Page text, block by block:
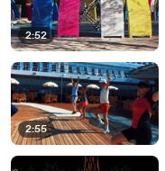
2:52
2:55